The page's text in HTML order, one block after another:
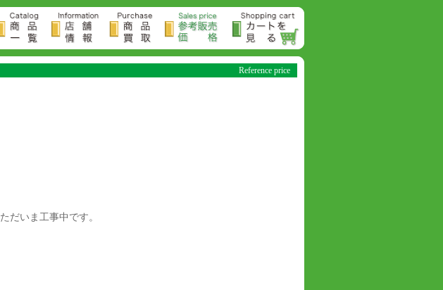
Reference price
ただいま工事中です。